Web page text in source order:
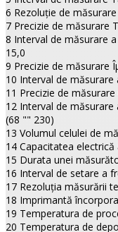
6 Rezoluţie de
7 Precizie de măsurare
8 Interval de măsurare
15,0
9 Precizie de măsurare
10 Interval de măsurare
11 Precizie de
12 Interval de
(68 "" 230)
13 Volumul celulei de
14 Capacitatea
15 Durata unei
16 Interval de setare a
17 Rezoluţia măsurării
18 Imprimantă
19 Temperatura de
20 Temperatura de